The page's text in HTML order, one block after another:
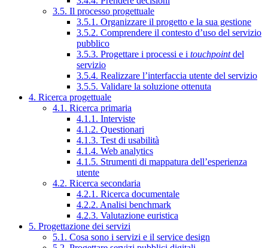
3.5. Il processo progettuale
3.5.1. Organizzare il progetto e la sua gestione
3.5.2. Comprendere il contesto d’uso del servizio
pubblico
3.5.3. Progettare i processi e i touchpointdel
servizio
3.5.4. Realizzare l’interfaccia utente del servizio
3.5.5. Validare la soluzione ottenuta
4. Ricerca progettuale
4.1. Ricerca primaria
4.1.1. Interviste
4.1.2. Questionari
4.1.3. Test di usabilità
4.1.4. Web analytics
4.1.5. Strumenti di mappatura dell’esperienza
utente
4.2. Ricerca secondaria
4.2.1. Ricerca documentale
4.2.2. Analisi benchmark
4.2.3. Valutazione euristica
5. Progettazione dei servizi
5.1. Cosa sono i servizi e il service design